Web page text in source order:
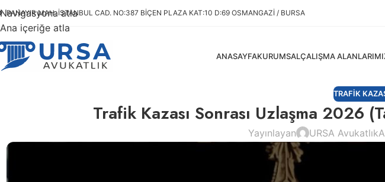
Navigasyona atla
Ana içeriğe atla
PANAYIR MAH. İSTANBUL CAD. NO:387 BIÇEN PLAZA KAT:10 D:69 OSMANGAZI / BURSA
ANASAYFAKURUMSALÇALIŞMA
TRAFIK
Trafik Kazası Sonrası Uzlaşma 2026
Yayınlayan URSA Avukatlık